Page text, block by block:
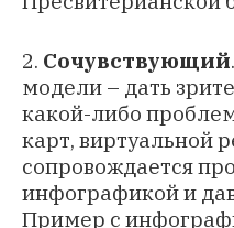
2. Сочувствующий
модели – дать
какой-либо
карт, виртуальной
сопровождается
инфографикой и
Пример c